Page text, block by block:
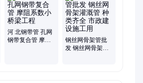
管、直埋管、绿化管、浇水管、取水管、排
、光缆管、塑料管
河 北钢带管 孔网
钢带复合管 摩阻
钢丝网骨架管批
发 钢丝网骨架灌